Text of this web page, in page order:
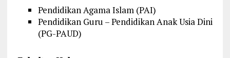
Pendidikan Agama Islam (PAI)
Pendidikan Guru – Pendidikan Anak Usia Dini
(PG-PAUD)